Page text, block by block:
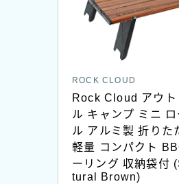
ROCK CLOUD
Rock Cloud アウト
ル キャンプ ミニ ロ
ル アルミ製 折りた
軽量 コンパクト
ーリング 収納袋付
tural Brown)